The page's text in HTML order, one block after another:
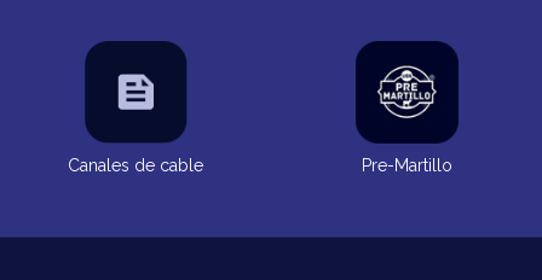
Canales de cable Pre-Martillo